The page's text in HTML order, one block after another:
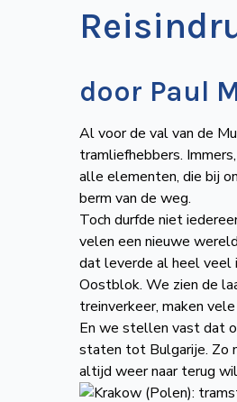
door Paul
Al voor de val van de
tramliefhebbers.
alle elementen, die bij
berm van de weg.
Toch durfde niet
velen een nieuwe
dat leverde al heel veel
Oostblok. We zien de
treinverkeer, maken
En we stellen vast dat
staten tot Bulgarije. Zo
altijd weer naar terug